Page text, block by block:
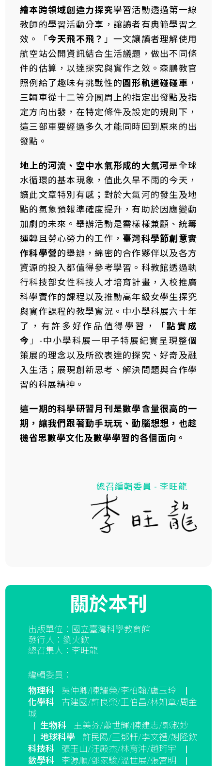
繪本跨領域創造力探究學習活動透過第一線
教師的學習活動分享，讓讀者有典範學習之
效。「 今天飛不飛？ 」一文讓讀者理解使用
航空站公開資訊結合生活議題，做出不同條
件的估算，以達探究與實作之效。森鵬教官
照例給了趣味有挑戰性的 圓形軌道碰碰車 ，
三輛車從十二等分圓周上的指定出發點及指
定方向出發，在特定條件及設定的規則下，
這三部車要經過多久才能同時回到原來的出
發點。
地上的河流、空中水氣形成的大氣河是全球
水循環的基本現象，值此久旱不雨的今天，
讀此文章特別有感；對於大氣河的發生及地
點的氣象預報準確度提升，有助於因應變動
加劇的未來。舉辦活動是需樣樣兼顧、統籌
運轉且勞心勞力的工作， 臺灣科學節創意實
作科學營的舉辦，綿密的合作夥伴以及各方
資源的投入都值得參考學習。科教館透過執
行科技部女性科技人才培育計畫，入校推廣
科學實作的課程以及推動高年級女學生探究
與實作課程的教學實況。中小學科展六十年
了，有許多好作品值得學習，「點實成
今 」-中小學科展一甲子特展紀實呈現整個
策展的理念以及所欲表達的探究、好奇及融
入生活；展現創新思考、解決問題與合作學
習的科展精神。
這一期的科學研習月刊是數學含量很高的一
期，讓我們跟著動手玩玩、動腦想想，也趁
機省思數學文化及數學學習的各個面向。
總召編輯委員 - 李旺龍
關於本刊
出版單位：國立臺灣科學教育館
發行人：劉火欽
總召集人：李旺龍
編輯委員：
物理科
吳仲卿/陳耀榮/李柏翰/盧玉玲
|
化學科
古建國/許良榮/王伯昌/林如章/周金
城
| 生物科
王美芬/蕭世輝/陳建志/郭淑妙
| 地球科學
許民陽/王郁軒/李文禮/謝隆欽
科技科
張玉山/汪殿杰/林育沖/趙珩宇
|
數學科
李源順/鄧家駿/溫世展/張宮明
|